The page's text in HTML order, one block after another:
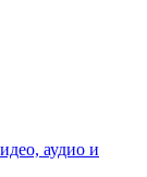
аудио и